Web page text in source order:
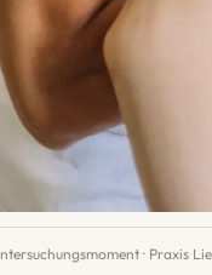
· Praxis